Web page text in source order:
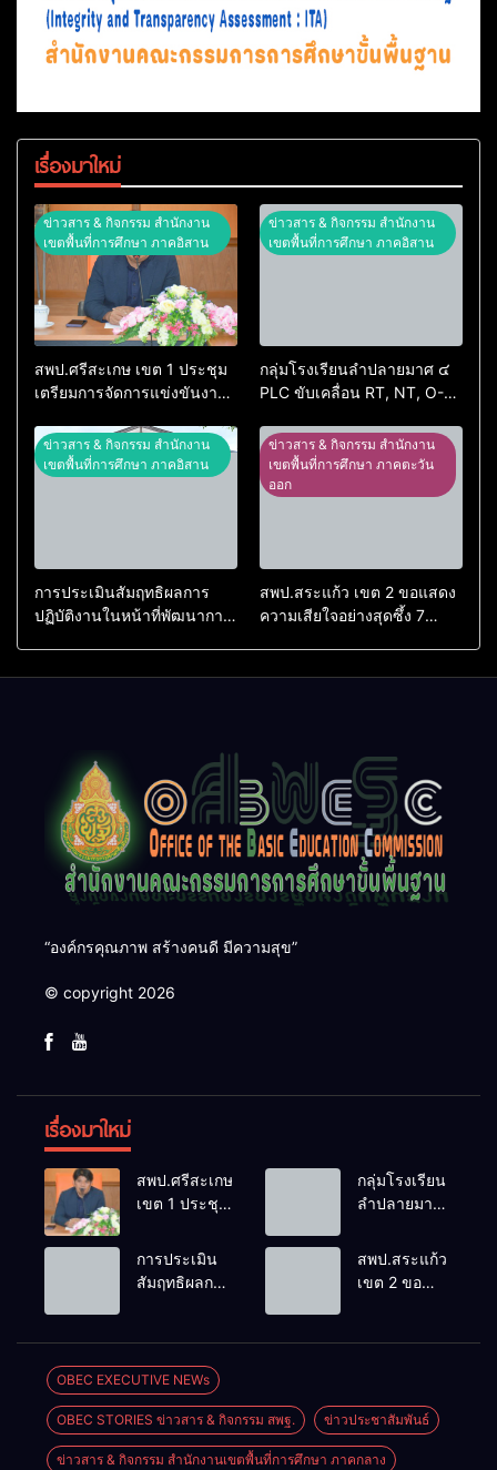
เรื่องมาใหม่
ข่าวสาร & กิจกรรม สำนักงาน
เขตพื้นที่การศึกษา ภาคอิสาน
สพป.ศรีสะเกษ เขต 1 ประชุม
เตรียมการจัดการแข่งขันงาน
74 ปีการศึกษา 2569
ข่าวสาร & กิจกรรม สำนักงาน
เขตพื้นที่การศึกษา ภาคอิสาน
กลุ่มโรงเรียนลำปลายมาศ ๔
PLC ขับเคลื่อน RT, NT, O-
ข่าวสาร & กิจกรรม สำนักงาน
เขตพื้นที่การศึกษา ภาคอิสาน
การประเมินสัมฤทธิผลการ
ปฏิบัติงานในหน้าที่พัฒนาการ
ข่าวสาร & กิจกรรม สำนักงาน
เขตพื้นที่การศึกษา ภาคตะวัน
ออก
สพป.สระแก้ว เขต 2 ขอแสดง
ความเสียใจอย่างสุดซึ้ง 7
“องค์กรคุณภาพ สร้างคนดี มีความสุข”
© copyright 2026
เรื่องมาใหม่
สพป.ศรีสะเกษ
เขต 1 ประชุม
จัดการ
แข่งขันงาน
ศิลปหัตถกรรม
74 ปีการ
ศึกษา 2569
กลุ่มโรงเรียน
ลำปลายมาศ
เคลื่อน RT,
NT, O-NET
การประเมิน
สัมฤทธิผลการ
ศึกษา
ตำแหน่ง รอง
ผู้อำนวยการ
สถานศึกษา
สพป.สระแก้ว
เขต 2 ขอ
OBEC EXECUTIVE NEWs
OBEC STORIES ข่าวสาร & กิจกรรม สพฐ. ข่าวประชาสัมพันธ์
ข่าวสาร & กิจกรรม สำนักงานเขตพื้นที่การศึกษา ภาคกลาง